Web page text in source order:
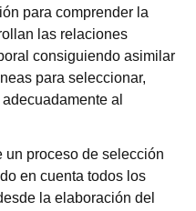
para comprender la
las relaciones
consiguiendo asimilar
para seleccionar,
al
un proceso de selección
en cuenta todos los
la elaboración del